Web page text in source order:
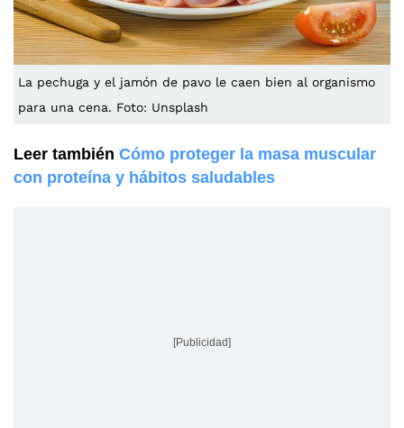
La pechuga y el jamón de pavo le caen bien al organismo
para una cena. Foto: Unsplash
Leer también Cómo proteger la masa muscular
con proteína y hábitos saludables
[Publicidad]